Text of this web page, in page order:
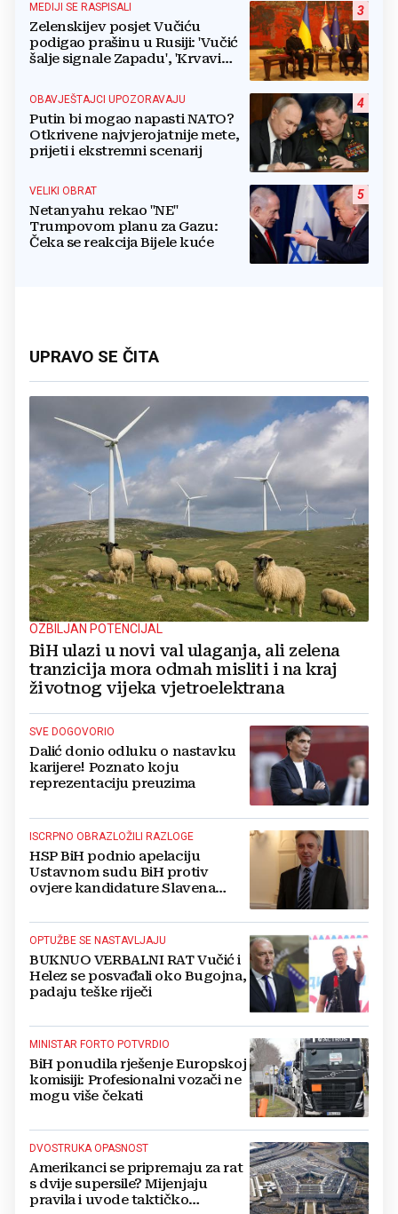
3
MEDIJI SE RASPISALI
Zelenskijev posjet Vučiću
podigao prašinu u Rusiji: 'Vučić
šalje signale Zapadu', 'Krvavi
4
OBAVJEŠTAJCI UPOZORAVAJU
Putin bi mogao napasti NATO?
Otkrivene najvjerojatnije mete,
prijeti i ekstremni scenarij
5
VELIKI OBRAT
Netanyahu rekao "NE"
Trumpovom planu za Gazu:
Čeka se reakcija Bijele kuće
UPRAVO SE ČITA
OZBILJAN POTENCIJAL
BiH ulazi u novi val ulaganja, ali zelena
tranzicija mora odmah misliti i na kraj
životnog vijeka vjetroelektrana
SVE DOGOVORIO
Dalić donio odluku o nastavku
karijere! Poznato koju
reprezentaciju preuzima
ISCRPNO OBRAZLOŽILI RAZLOGE
HSP BiH podnio apelaciju
Ustavnom sudu BiH protiv
ovjere kandidature Slavena
OPTUŽBE SE NASTAVLJAJU
BUKNUO VERBALNI RAT Vučić i
Helez se posvađali oko Bugojna,
padaju teške riječi
MINISTAR FORTO POTVRDIO
BiH ponudila rješenje Europskoj
komisiji: Profesionalni vozači ne
mogu više čekati
DVOSTRUKA OPASNOST
Amerikanci se pripremaju za rat
s dvije supersile? Mijenjaju
pravila i uvode taktičko